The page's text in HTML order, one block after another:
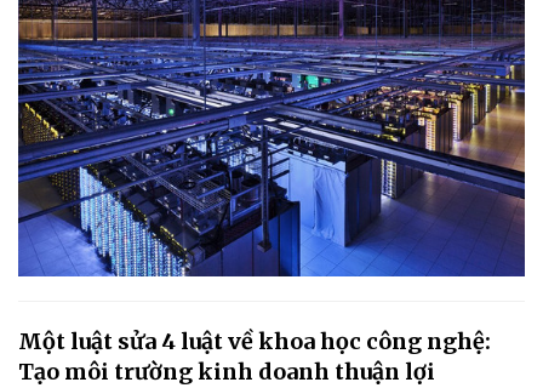
Một luật sửa 4 luật về khoa học công nghệ:
Tạo môi trường kinh doanh thuận lợi